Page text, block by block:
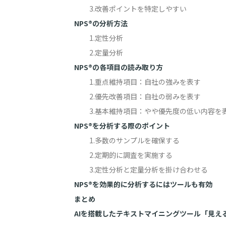
3.改善ポイントを特定しやすい
NPS®︎の分析方法
1.定性分析
2.定量分析
NPS®︎の各項目の読み取り方
1.重点維持項目：自社の強みを表す
2.優先改善項目：自社の弱みを表す
3.基本維持項目：やや優先度の低い内容を
NPS®︎を分析する際のポイント
1.多数のサンプルを確保する
2.定期的に調査を実施する
3.定性分析と定量分析を掛け合わせる
NPS®︎を効果的に分析するにはツールも有効
まとめ
AIを搭載したテキストマイニングツール「見え